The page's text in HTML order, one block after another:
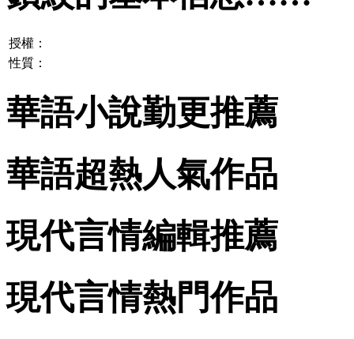
授權：
性質：
華語小說勤更推薦
華語超熱人氣作品
現代言情編輯推薦
現代言情熱門作品